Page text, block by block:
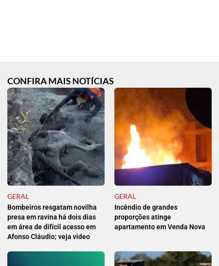
CONFIRA MAIS NOTÍCIAS
GERAL
Bombeiros resgatam novilha
presa em ravina há dois dias
em área de difícil acesso em
Afonso Cláudio; veja vídeo
GERAL
Incêndio de grandes
proporções atinge
apartamento em Venda Nova